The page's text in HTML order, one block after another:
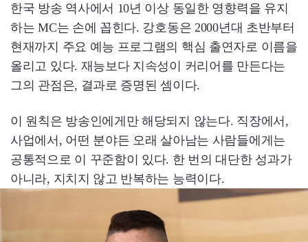
한국 방송 역사에서 10년 이상 동일한 영향력을 유지
하는 MC는 손에 꼽힌다. 강호동은 2000년대 초반부터
현재까지 주요 예능 프로그램의 핵심 출연자로 이름을
올리고 있다. 재능보다 지속성이 커리어를 만든다는
그의 관점은, 결과로 증명된 셈이다.
이 원칙은 방송인에게만 해당되지 않는다. 직장에서,
사업에서, 어떤 분야든 오래 살아남는 사람들에게는
공통적으로 이 꾸준함이 있다. 한 번의 대단한 성과가
아니라, 지치지 않고 반복하는 능력이다.